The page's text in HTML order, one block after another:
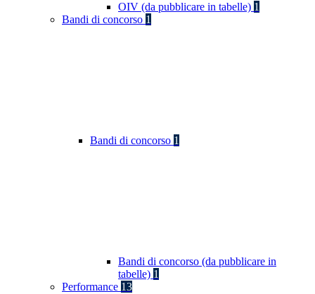
OIV (da pubblicare in tabelle) 1
Bandi di concorso 1
Bandi di concorso 1
Bandi di concorso (da pubblicare in
tabelle) 1
Performance 13